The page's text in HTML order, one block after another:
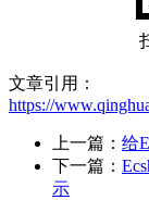
文章引用：
https://
上一篇： 给
下一篇：
示